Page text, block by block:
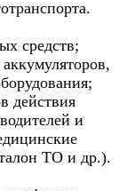
средств;
действия
и
ТО и др.).